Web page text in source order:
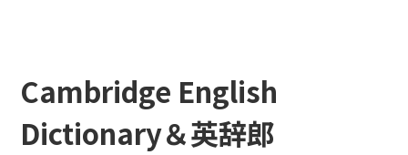
Cambridge English
Dictionary＆英辞郎